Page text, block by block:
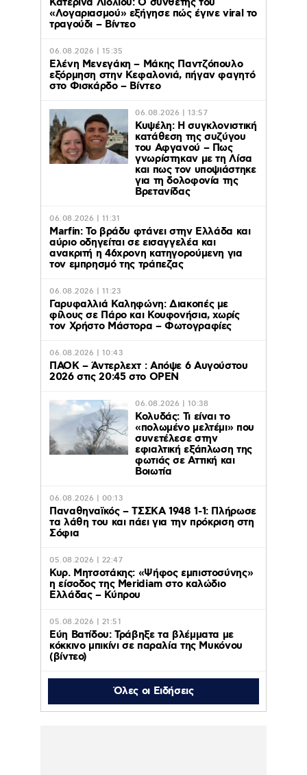
Κατερίνα Λιόλιου: Ο συνθέτης του
«Λογαριασμού» εξήγησε πώς έγινε viral το
τραγούδι – Βίντεο
06.08.2026 | 15:35
Ελένη Μενεγάκη – Μάκης Παντζόπουλο
εξόρμηση στην Κεφαλονιά, πήγαν φαγητό
στο Φισκάρδο – Βίντεο
06.08.2026 | 13:57
Κυψέλη: Η συγκλονιστική
κατάθεση της συζύγου
του Αφγανού – Πως
γνωρίστηκαν με τη Λίσα
και πως τον υποψιάστηκε
για τη δολοφονία της
Βρετανίδας
06.08.2026 | 11:31
Marfin: Το βράδυ φτάνει στην Ελλάδα και
αύριο οδηγείται σε εισαγγελέα και
ανακριτή η 46χρονη κατηγορούμενη για
τον εμπρησμό της τράπεζας
06.08.2026 | 11:23
Γαρυφαλλιά Καληφώνη: Διακοπές με
φίλους σε Πάρο και Κουφονήσια, χωρίς
τον Χρήστο Μάστορα – Φωτογραφίες
06.08.2026 | 10:43
ΠΑΟΚ – Άντερλεχτ : Απόψε 6 Αυγούστου
2026 στις 20:45 στο ΟΡΕΝ
06.08.2026 | 10:38
Κολυδάς: Τι είναι το
«πολωμένο μελτέμι» που
συνετέλεσε στην
εφιαλτική εξάπλωση της
φωτιάς σε Αττική και
Βοιωτία
06.08.2026 | 00:13
Παναθηναϊκός – ΤΣΣΚΑ 1948 1-1: Πλήρωσε
τα λάθη του και πάει για την πρόκριση στη
Σόφια
05.08.2026 | 22:47
Κυρ. Μητσοτάκης: «Ψήφος εμπιστοσύνης»
η είσοδος της Meridiam στο καλώδιο
Ελλάδας – Κύπρου
05.08.2026 | 21:51
Εύη Βατίδου: Τράβηξε τα βλέμματα με
κόκκινο μπικίνι σε παραλία της Μυκόνου
(βίντεο)
Όλες οι Ειδήσεις